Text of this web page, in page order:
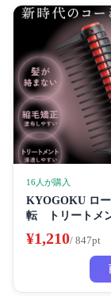
16人が購入
KYOGOKU ロ
転 トリートメ
様
¥1,210/ 847pt